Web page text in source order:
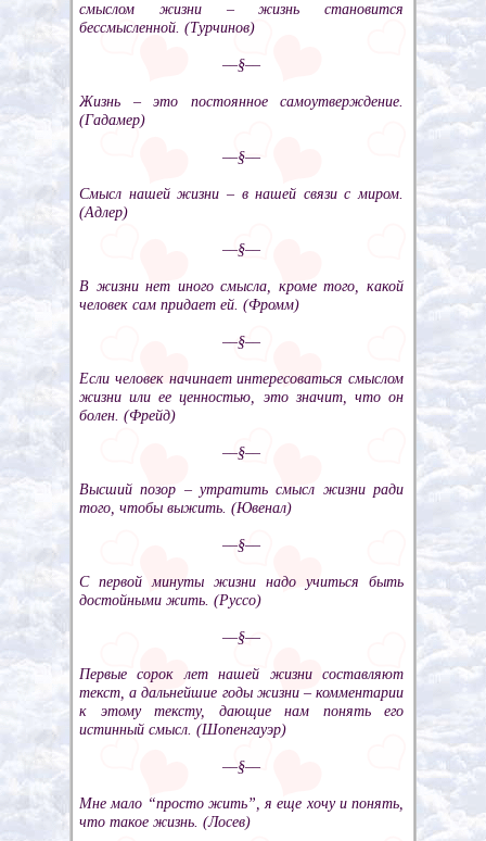
смыслом жизни – жизнь становится
бессмысленной. (Турчинов)
––§––
Жизнь – это постоянное самоутверждение.
(Гадамер)
––§––
Смысл нашей жизни – в нашей связи с миром.
(Адлер)
––§––
В жизни нет иного смысла, кроме того, какой
человек сам придает ей. (Фромм)
––§––
Если человек начинает интересоваться смыслом
жизни или ее ценностью, это значит, что он
болен. (Фрейд)
––§––
Высший позор – утратить смысл жизни ради
того, чтобы выжить. (Ювенал)
––§––
С первой минуты жизни надо учиться быть
достойными жить. (Руссо)
––§––
Первые сорок лет нашей жизни составляют
текст, а дальнейшие годы жизни – комментарии
к этому тексту, дающие нам понять его
истинный смысл. (Шопенгауэр)
––§––
Мне мало “просто жить”, я еще хочу и понять,
что такое жизнь. (Лосев)